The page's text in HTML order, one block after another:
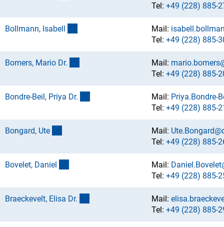
Tel:+49 (228) 885-
Bollmann, Isabell Mail:
Tel:+49 (228) 885-
Bomers, Mario Dr. Mail:
Tel:+49 (228) 885-
Bondre-Beil, Priya Dr. Mail: Priya.Bondre-
Tel:+49 (228) 885-
Bongard, Ute Mail:
Tel:+49 (228) 885-
Bovelet, Daniel Mail:
Tel:+49 (228) 885-
Braeckevelt, Elisa Dr. Mail:
Tel:+49 (228) 885-